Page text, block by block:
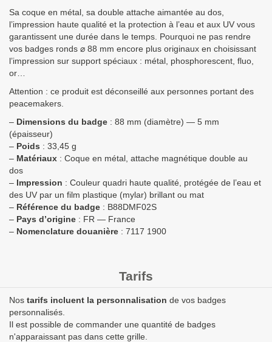
Sa coque en métal, sa double attache aimantée au dos,
l’impression haute qualité et la protection à l’eau et aux UV vous
garantissent une durée dans le temps. Pourquoi ne pas rendre
vos badges ronds ⌀ 88 mm encore plus originaux en choisissant
l’impression sur support spéciaux : métal, phosphorescent, fluo,
or…
Attention : ce produit est déconseillé aux personnes portant des
peacemakers.
– Dimensions du badge : 88 mm (diamètre) — 5 mm
(épaisseur)
– Poids : 33,45 g
– Matériaux : Coque en métal, attache magnétique double au
dos
– Impression : Couleur quadri haute qualité, protégée de l’eau et
des UV par un film plastique (mylar) brillant ou mat
– Référence du badge : B88DMF02S
– Pays d’origine : FR — France
– Nomenclature douanière : 7117 1900
Tarifs
Nos tarifs incluent la personnalisation de vos badges
personnalisés.
Il est possible de commander une quantité de badges
n'apparaissant pas dans cette grille.